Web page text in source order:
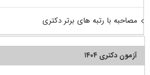
مصاحبه با رتبه های برتر دکتری
آزمون دکتری ۱۴۰۴